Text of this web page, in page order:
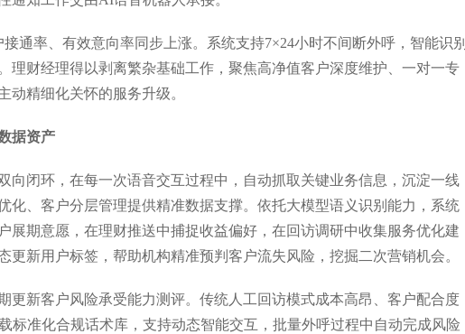
通率、有效意向率同步上涨。系统支持7×24小时不间断外呼，智能识别
理财经理得以剥离繁杂基础工作，聚焦高净值客户深度维护、一对一专
动精细化关怀的服务升级。
据资产
向闭环，在每一次语音交互过程中，自动抓取关键业务信息，沉淀一线
化、客户分层管理提供精准数据支撑。依托大模型语义识别能力，系统
展期意愿，在理财推送中捕捉收益偏好，在回访调研中收集服务优化建
新用户标签，帮助机构精准预判客户流失风险，挖掘二次营销机会。
更新客户风险承受能力测评。传统人工回访模式成本高昂、客户配合度
标准化合规话术库，支持动态智能交互，批量外呼过程中自动完成风险